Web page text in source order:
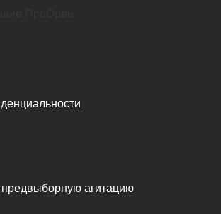
агитацию